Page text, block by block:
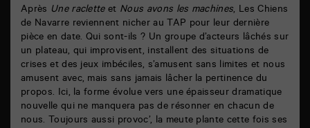
Après Une racletteet Nous avons les machines, Les Chiens
de Navarre reviennent nicher au TAP pour leur dernière
pièce en date. Qui sont-ils ? Un groupe d’acteurs lâchés sur
un plateau, qui improvisent, installent des situations de
crises et des jeux imbéciles, s’amusent sans limites et nous
amusent avec, mais sans jamais lâcher la pertinence du
propos. Ici, la forme évolue vers une épaisseur dramatique
nouvelle qui ne manquera pas de résonner en chacun de
nous. Toujours aussi provoc’, la meute plante cette fois ses